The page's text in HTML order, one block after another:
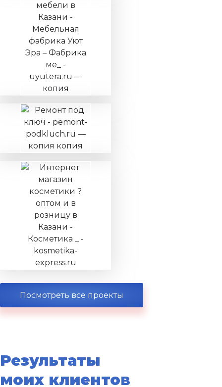
Посмотреть все проекты
Результаты
моих клиентов